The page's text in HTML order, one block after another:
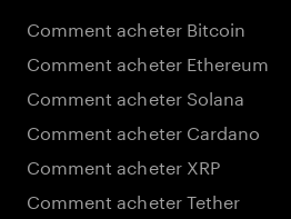
Comment acheter Bitcoin
Comment acheter Ethereum
Comment acheter Solana
Comment acheter Cardano
Comment acheter XRP
Comment acheter Tether